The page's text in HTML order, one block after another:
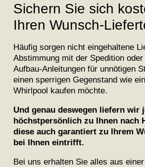
Sichern Sie sich
Ihren Wunsch-
Häufig sorgen nicht eingehaltene
Abstimmung mit der Spedition
Aufbau-Anleitungen für unnötigen
einen sperrigen Gegenstand wie
Whirlpool kaufen möchte.
Und genau deswegen liefern wir
höchstpersönlich zu Ihnen nach
diese auch garantiert zu Ihrem
bei Ihnen eintrifft.
Bei uns erhalten Sie alles aus